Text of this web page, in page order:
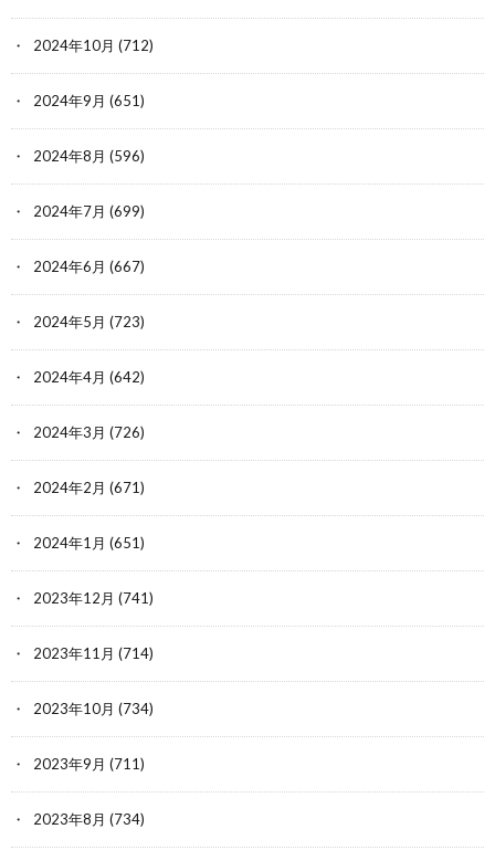
2024年10月 (712)
2024年9月 (651)
2024年8月 (596)
2024年7月 (699)
2024年6月 (667)
2024年5月 (723)
2024年4月 (642)
2024年3月 (726)
2024年2月 (671)
2024年1月 (651)
2023年12月 (741)
2023年11月 (714)
2023年10月 (734)
2023年9月 (711)
2023年8月 (734)